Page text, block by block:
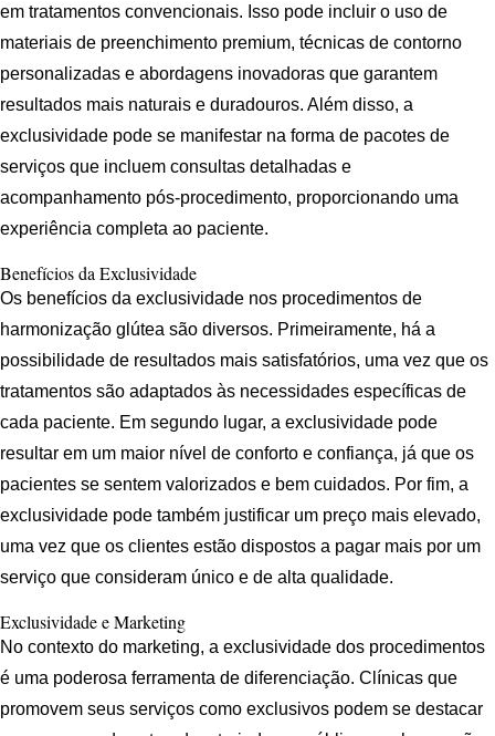
em tratamentos convencionais. Isso pode incluir o uso de
materiais de preenchimento premium, técnicas de contorno
personalizadas e abordagens inovadoras que garantem
resultados mais naturais e duradouros. Além disso, a
exclusividade pode se manifestar na forma de pacotes de
serviços que incluem consultas detalhadas e
acompanhamento pós-procedimento, proporcionando uma
experiência completa ao paciente.
Benefícios da Exclusividade
Os benefícios da exclusividade nos procedimentos de
harmonização glútea são diversos. Primeiramente, há a
possibilidade de resultados mais satisfatórios, uma vez que os
tratamentos são adaptados às necessidades específicas de
cada paciente. Em segundo lugar, a exclusividade pode
resultar em um maior nível de conforto e confiança, já que os
pacientes se sentem valorizados e bem cuidados. Por fim, a
exclusividade pode também justificar um preço mais elevado,
uma vez que os clientes estão dispostos a pagar mais por um
serviço que consideram único e de alta qualidade.
Exclusividade e Marketing
No contexto do marketing, a exclusividade dos procedimentos
é uma poderosa ferramenta de diferenciação. Clínicas que
promovem seus serviços como exclusivos podem se destacar